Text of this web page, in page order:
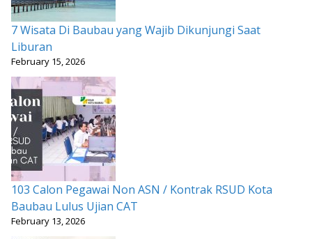
7 Wisata Di Baubau yang Wajib Dikunjungi Saat
Liburan
February 15, 2026
103 Calon Pegawai Non ASN / Kontrak RSUD Kota
Baubau Lulus Ujian CAT
February 13, 2026